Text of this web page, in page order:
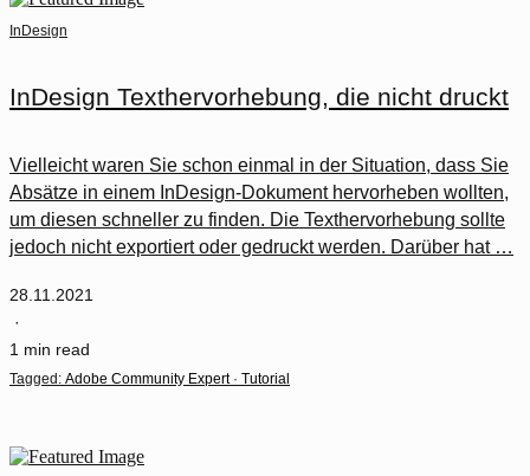
InDesign
InDesign Texthervorhebung, die nicht druckt
Vielleicht waren Sie schon einmal in der Situation, dass Sie
Absätze in einem InDesign-Dokument hervorheben wollten,
um diesen schneller zu finden. Die Texthervorhebung sollte
jedoch nicht exportiert oder gedruckt werden. Darüber hat …
28.11.2021
·
1 min read
Tagged: Adobe Community Expert· Tutorial